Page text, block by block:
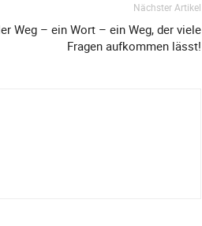
Nächster Artikel
Weg – ein Wort – ein Weg, der viele
Fragen aufkommen lässt!